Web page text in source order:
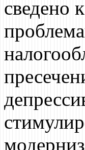
сведено